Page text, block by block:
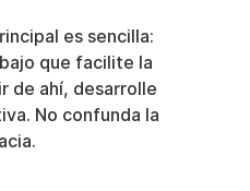
es sencilla:
que facilite la
de ahí, desarrolle
No confunda la